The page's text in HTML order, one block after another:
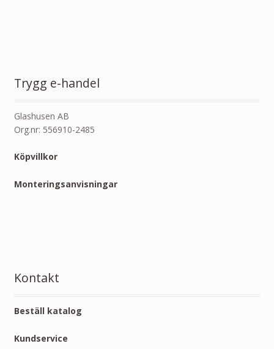
Trygg e-handel
Glashusen AB
Org.nr: 556910-2485
Köpvillkor
Monteringsanvisningar
Kontakt
Beställ katalog
Kundservice